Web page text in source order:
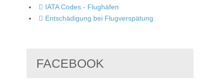
IATA Codes - Flughäfen
Entschädigung bei Flugverspätung
FACEBOOK